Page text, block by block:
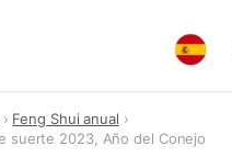
Feng Shui anual
suerte 2023, Año del Conejo